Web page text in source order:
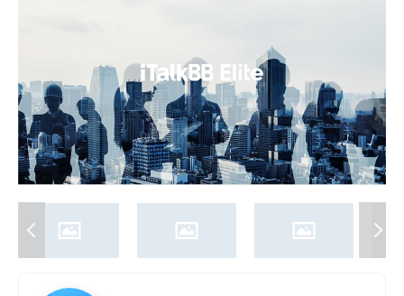
养老 非盈利组织